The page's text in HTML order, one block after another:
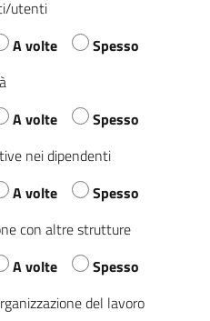
utenti
A volte
Spesso
A volte
Spesso
nei dipendenti
A volte
Spesso
con altre strutture
A volte
Spesso
del lavoro